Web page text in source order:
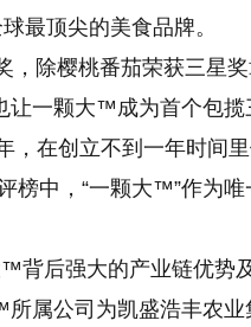
最顶尖的美食品牌。
除樱桃番茄荣获三星
一颗大™成为首个包揽
在创立不到一年时间
榜中，“一颗大™”作为唯
背后强大的产业链优势
属公司为凯盛浩丰农